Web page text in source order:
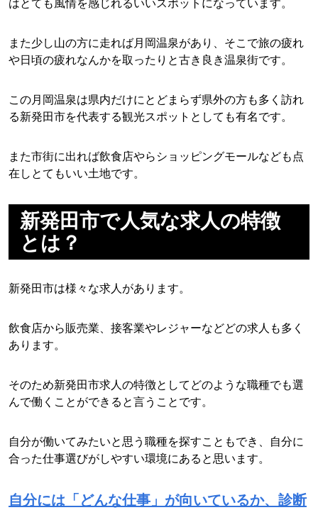
はとても風情を感じれるいいスポットになっています。
また少し山の方に走れば月岡温泉があり、そこで旅の疲れ
や日頃の疲れなんかを取ったりと古き良き温泉街です。
この月岡温泉は県内だけにとどまらず県外の方も多く訪れ
る新発田市を代表する観光スポットとしても有名です。
また市街に出れば飲食店やらショッピングモールなども点
在しとてもいい土地です。
新発田市で人気な求人の特徴
とは？
新発田市は様々な求人があります。
飲食店から販売業、接客業やレジャーなどどの求人も多く
あります。
そのため新発田市求人の特徴としてどのような職種でも選
んで働くことができると言うことです。
自分が働いてみたいと思う職種を探すこともでき、自分に
合った仕事選びがしやすい環境にあると思います。
自分には「どんな仕事」が向いているか、診断